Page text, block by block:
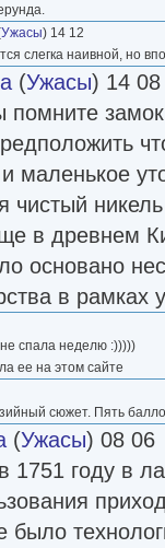
Ужасы) 14 12
слегка наивной, но
(Ужасы) 14 08
маленькое
чистый
в древнем
основано
в рамках
спала неделю :)))))
ее на этом сайте
сюжет. Пять
(Ужасы) 08 06
1751 году в
было